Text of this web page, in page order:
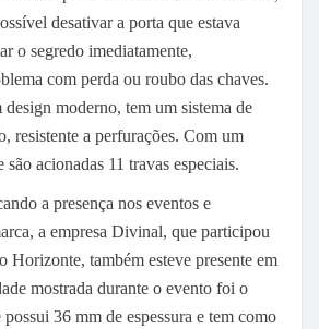
desativar a porta que estava
o segredo imediatamente,
com perda ou roubo das chaves.
moderno, tem um sistema de
resistente a perfurações. Com um
acionadas 11 travas especiais.
a presença nos eventos e
a empresa Divinal, que participou
Horizonte, também esteve presente em
mostrada durante o evento foi o
36 mm de espessura e tem como